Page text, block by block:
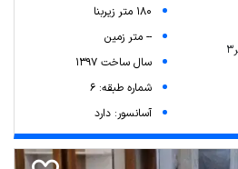
180 متر زیربنا
-- متر زمین
سال ساخت 1397
شماره طبقه: 6
آسانسور: دارد